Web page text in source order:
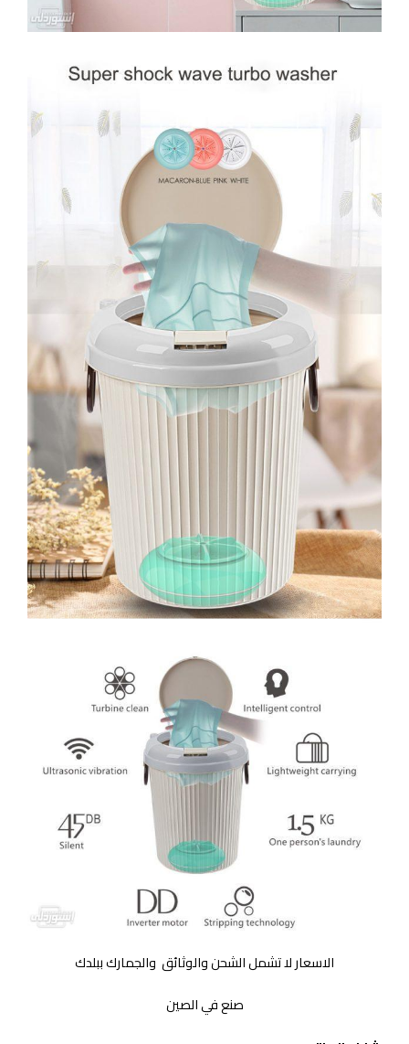
الاسعار لا تشمل الشحن والوثائق والجمارك ببلدك
صنع في الصين